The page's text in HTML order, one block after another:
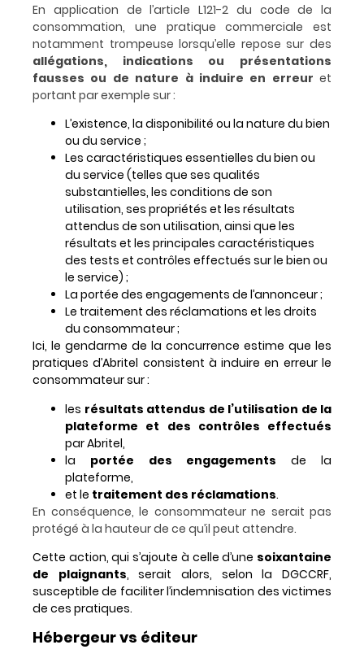
En application del’article L121-2 du code de la
consommation, une pratique commerciale est
notamment trompeuse lorsqu’elle repose sur des
allégations, indications ou présentations
fausses ou de nature à induire en erreur et
portant par exemple sur :
L’existence, la disponibilité ou la nature du bien
ou du service ;
Les caractéristiques essentielles du bien ou
du service (telles que ses qualités
substantielles, les conditions de son
utilisation, ses propriétés et les résultats
attendus de son utilisation, ainsi que les
résultats et les principales caractéristiques
des tests et contrôles effectués sur le bien ou
le service) ;
La portée des engagements de l’annonceur ;
Le traitement des réclamations et les droits
du consommateur ;
Ici, le gendarme de la concurrence estime que les
pratiques d’Abritel consistent à induire en erreur le
consommateur sur :
les résultats attendus de l’utilisation de la
plateforme et des contrôles effectués
par Abritel,
la portée des engagements de la
plateforme,
et le traitement des réclamations.
En conséquence, le consommateur ne serait pas
protégé à la hauteur de ce qu’il peut attendre.
Cette action, qui s’ajoute à celle d’une soixantaine
de plaignants, serait alors, selon la DGCCRF,
susceptible de faciliter l’indemnisation des victimes
de ces pratiques.
Hébergeur vs éditeur